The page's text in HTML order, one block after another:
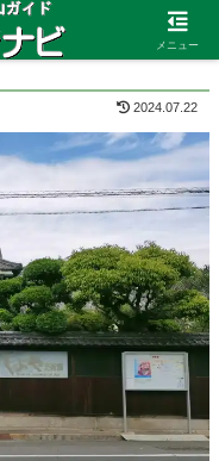
2024.07.22
メニュー